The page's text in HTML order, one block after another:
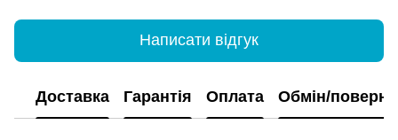
Написати відгук
Доставка Гарантія Оплата Обмін/